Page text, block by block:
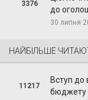
3376
до
30 липня
НАЙБІЛЬШЕ
11217
Вступ до
бюджету